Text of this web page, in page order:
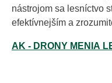
nástrojom sa lesníctvo
efektívnejším a
AK - DRONY MENIA